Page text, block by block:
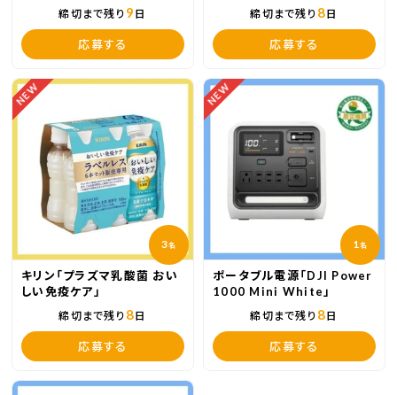
締切まで残り 9 日
応募する
締切まで残り 8日
応募する
NEW
3名
キリン「プラズマ乳酸菌 おい
しい免疫ケア」
締切まで残り 8日
応募する
NEW
1 名
ポータブル電源「DJI Power
1000 Mini White」
締切まで残り 8日
応募する